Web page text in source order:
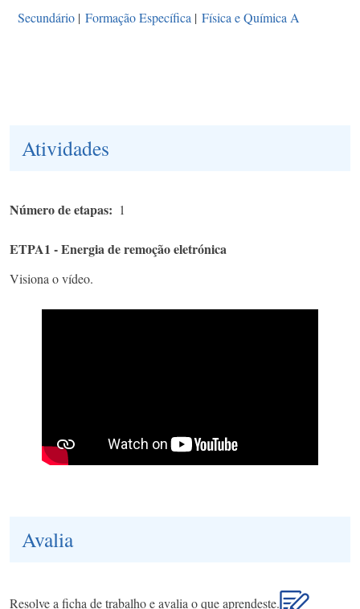
Secundário | Formação Específica | Física e Química A
Atividades
Número de etapas 1
ETPA1 - Energia de remoção eletrónica
Visiona o vídeo.
Avalia
Resolve a ficha de trabalho e avalia o que aprendeste.